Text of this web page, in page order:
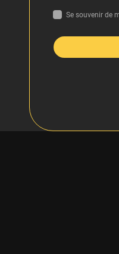
Se souvenir de